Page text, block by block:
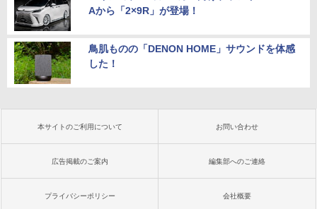
Aから「2×9R」が登場！
鳥肌ものの「DENON HOME」サウンドを体感
した！
本サイトのご利用について お問い合わせ
広告掲載のご案内 編集部へのご連絡
プライバシーポリシー 会社概要